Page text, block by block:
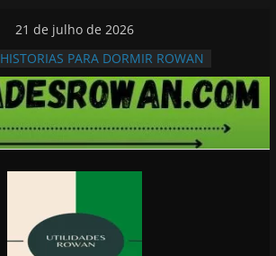
21 de julho de 2026
HISTORIAS PARA DORMIR ROWAN